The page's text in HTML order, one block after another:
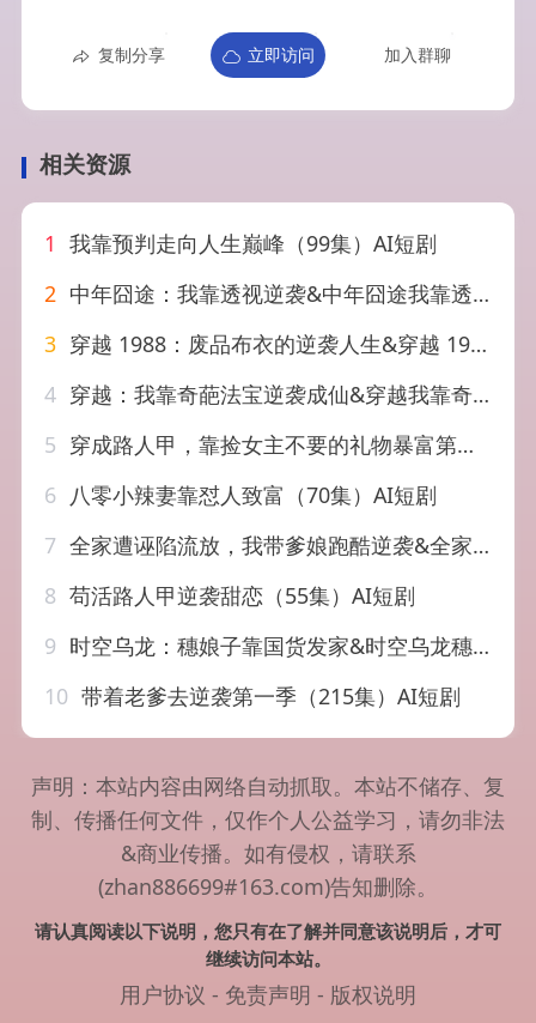
复制分享 立即访问 加入群聊
相关资源
1 我靠预判走向人生巅峰（99集）AI短剧
2 中年囧途：我靠透视逆袭&中年囧途我靠透视逆袭（80集）AI短剧
3 穿越 1988：废品布衣的逆袭人生&穿越 1988废品布衣的逆袭人生（20集）AI短剧
4 穿越：我靠奇葩法宝逆袭成仙&穿越我靠奇葩法宝逆袭成仙（60集）AI短剧
5 穿成路人甲，靠捡女主不要的礼物暴富第二季&穿成路人甲靠捡女主不要的礼物暴富第二季（30集）AI短剧
6 八零小辣妻靠怼人致富（70集）AI短剧
7 全家遭诬陷流放，我带爹娘跑酷逆袭&全家遭诬陷流放我带爹娘跑酷逆袭（44集）AI短剧
8 苟活路人甲逆袭甜恋（55集）AI短剧
9 时空乌龙：穗娘子靠国货发家&时空乌龙穗娘子靠国货发家（55集）AI短剧
10 带着老爹去逆袭第一季（215集）AI短剧
声明：本站内容由网络自动抓取。本站不储存、复
制、传播任何文件，仅作个人公益学习，请勿非法
&商业传播。如有侵权，请联系
(zhan886699#163.com)告知删除。
请认真阅读以下说明，您只有在了解并同意该说明后，才可
继续访问本站。
用户协议 - 免责声明 - 版权说明